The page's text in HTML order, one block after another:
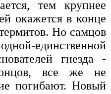
тем крупнее
окажется в конце
Но самцов
единственной
гнезда -
все же не
погибают. Новый